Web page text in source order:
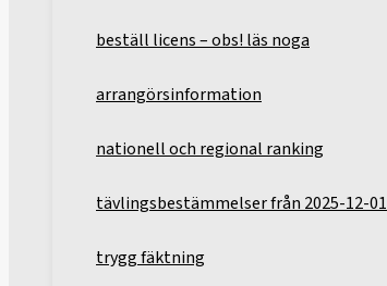
beställ licens – obs! läs noga
arrangörsinformation
nationell och regional ranking
tävlingsbestämmelser från 2025-12-01
trygg fäktning